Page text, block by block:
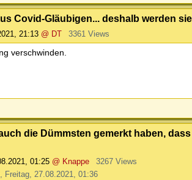
Covid-Gläubigen... deshalb werden
21:13 @ DT 3361 Views
verschwinden.
die Dümmsten gemerkt haben,
01:25 @ Knappe
3267 Views
Freitag, 27.08.2021, 01:36